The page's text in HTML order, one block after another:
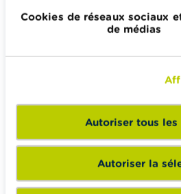
Cookies de réseaux sociaux
de médias
Autoriser tous les
Autoriser la
revenus à 1922,16 euros,
aucune cotisation sociale à payer.
pas, votre impôt sera
effectuer des versements
d’éviter cette majoration